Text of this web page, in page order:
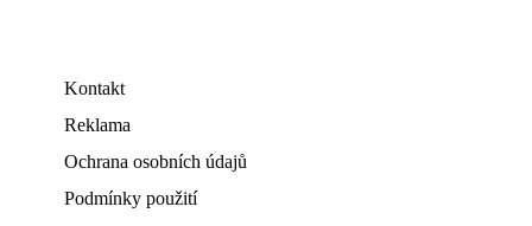
Kontakt
Reklama
Ochrana osobních údajů
Podmínky použití